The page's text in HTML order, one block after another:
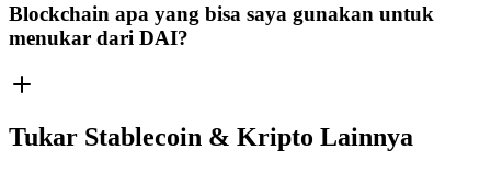
Blockchain apa yang bisa saya gunakan untuk
menukar dari DAI?
Tukar Stablecoin & Kripto Lainnya